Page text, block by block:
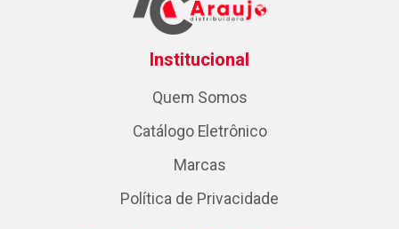
Institucional
Quem Somos
Catálogo Eletrônico
Marcas
Política de Privacidade